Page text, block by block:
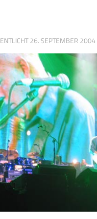
26. SEPTEMBER 2004